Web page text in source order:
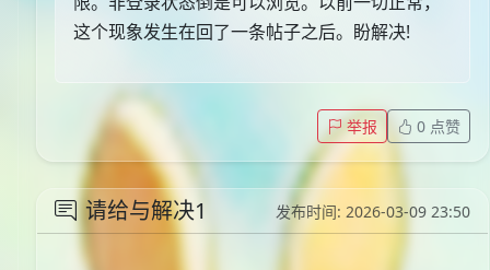
这个现象发生在回了一条帖子之后。盼解决!
举报 0 点赞
请给与解决1 发布时间: 2026-03-09 23:50